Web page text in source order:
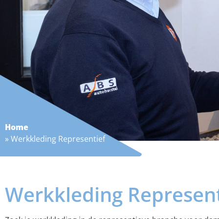
Home
»Werkkleding Representief
Werkkleding